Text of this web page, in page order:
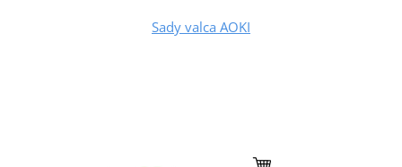
Sady valca AOKI